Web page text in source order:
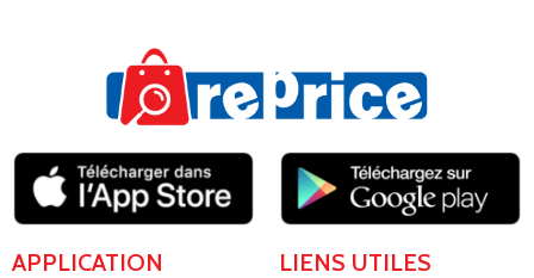
APPLICATION LIENS UTILES